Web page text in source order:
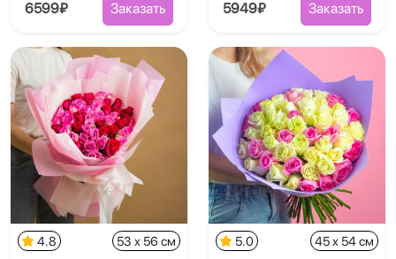
6599₽ Заказать 5949₽ Заказать
4.8 53 x 56 см 5.0 45 x 54 см